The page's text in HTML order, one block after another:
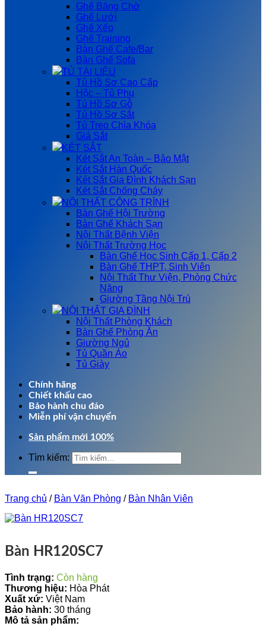
Ghế Băng Chờ
Ghế Lưới
Ghế Xếp
Ghế Training
Bàn Ghế Cafe/Bar
Bàn Ghế Sofa
TỦ TÀI LIỆU
Tủ Hồ Sơ Cao Cấp
Hộc – Tủ Phụ
Tủ Hồ Sơ Gỗ
Tủ Hồ Sơ Sắt
Tủ Treo Chìa Khóa
Giá Sắt
KÉT SẮT
Két Sắt An Toàn – Bảo Mật
Két Sắt Hàn Quốc
Két Sắt Gia Đình Khách Sạn
Két Sắt Chống Cháy
NỘI THẤT CÔNG TRÌNH
Bàn Ghế Hội Trường
Bàn Ghế Khách Sạn
Nội Thất Bệnh Viện
Nội Thất Trường Học
Bàn Ghế Học Sinh Cấp 1, Cấp 2
Bàn Ghế THPT, Sinh Viên
Nội Thất Thư Viện, Phòng Chức
Năng
Giường Tầng Nội Trú
NỘI THẤT GIA ĐÌNH
Nội Thất Phòng Khách
Bàn Ghế Phòng Ăn
Giường Ngủ
Tủ Quần Áo
Tủ Giày
Chính hãng
Chiết khấu cao
Bảo hành chu đáo
Miễn phí vận chuyển
Sản phẩm mới 100%
Tìm kiếm:
Trang chủ / Bàn Văn Phòng / Bàn Nhân Viên
Bàn HR120SC7
Tình trạng: Còn hàng
Thương hiệu: Hòa Phát
Xuất xứ: Việt Nam
Bảo hành: 30 tháng
Mô tả sản phẩm: